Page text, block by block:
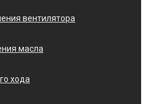
вентилятора
масла
хода